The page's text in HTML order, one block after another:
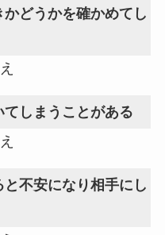
どうかを確かめてし
しまうことがある
不安になり相手にし